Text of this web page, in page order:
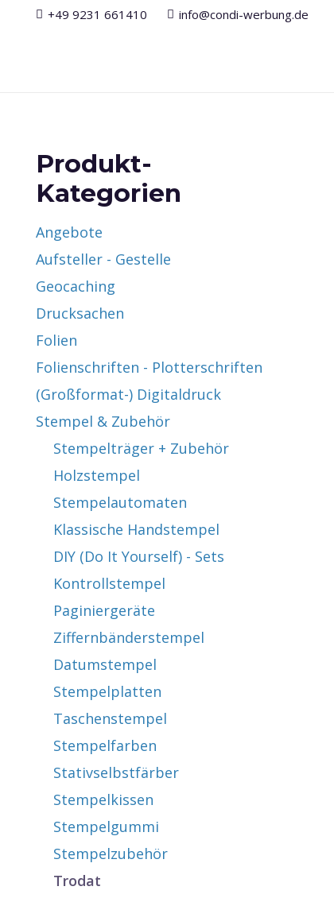
+49 9231 661410 info@condi-werbung.de
Produkt-
Kategorien
Angebote
Aufsteller - Gestelle
Geocaching
Drucksachen
Folien
Folienschriften - Plotterschriften
(Großformat-) Digitaldruck
Stempel & Zubehör
Stempelträger + Zubehör
Holzstempel
Stempelautomaten
Klassische Handstempel
DIY (Do It Yourself) - Sets
Kontrollstempel
Paginiergeräte
Ziffernbänderstempel
Datumstempel
Stempelplatten
Taschenstempel
Stempelfarben
Stativselbstfärber
Stempelkissen
Stempelgummi
Stempelzubehör
Trodat